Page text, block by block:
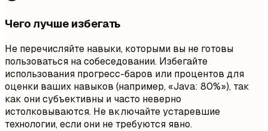
Чего лучше избегать
Не перечисляйте навыки, которыми вы не готовы
пользоваться на собеседовании. Избегайте
использования прогресс-баров или процентов для
оценки ваших навыков (например, «Java: 80%»), так
как они субъективны и часто неверно
истолковываются. Не включайте устаревшие
технологии, если они не требуются явно.